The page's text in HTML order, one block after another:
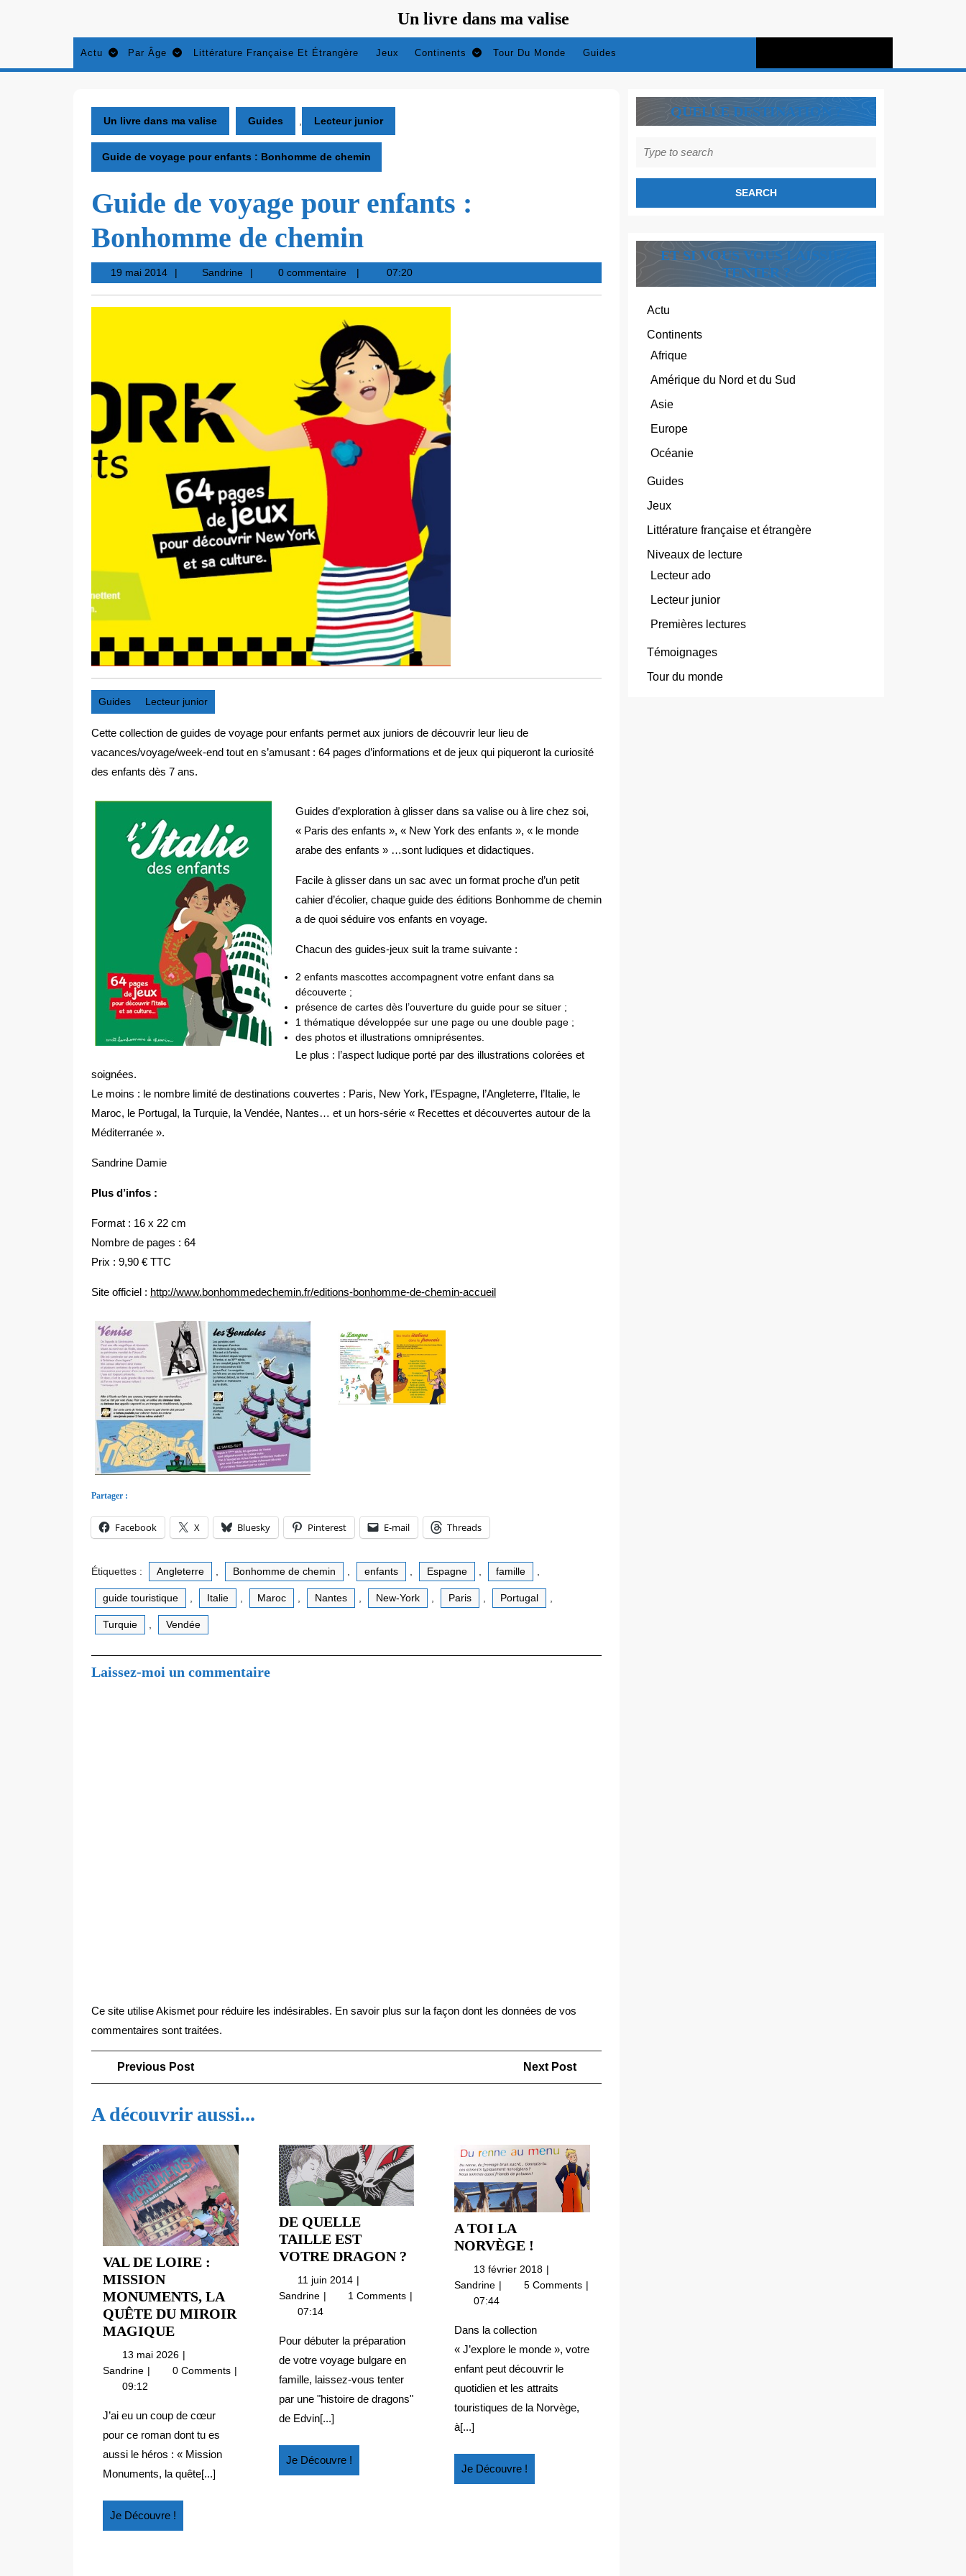
Un livre dans ma valise
Actu Par Âge Littérature Française Et Étrangère Jeux Continents Tour Du Monde Guides
Un livre dans ma valise Guides Lecteur junior
Guide de voyage pour enfants : Bonhomme de chemin
Guide de voyage pour enfants :
Bonhomme de chemin
19 mai 201419
mai
SandrineSandrine0 commentaire 07:20
Guides Lecteur junior
Cette collection de guides de voyage pour enfants permet aux juniors de découvrir leur lieu de
vacances/voyage/week-end tout en s’amusant : 64 pages d’informations et de jeux qui piqueront la curiosité
des enfants dès 7 ans.
Guides d’exploration à glisser dans sa valise ou à lire chez soi,
« Paris des enfants », « New York des enfants », « le monde
arabe des enfants » …sont ludiques et didactiques.
Facile à glisser dans un sac avec un format proche d’un petit
cahier d’écolier, chaque guide des éditions Bonhomme de chemin
a de quoi séduire vos enfants en voyage.
Chacun des guides-jeux suit la trame suivante :
2 enfants mascottes accompagnent votre enfant dans sa
découverte ;
présence de cartes dès l’ouverture du guide pour se situer ;
1 thématique développée sur une page ou une double page ;
des photos et illustrations omniprésentes.
Le plus : l’aspect ludique porté par des illustrations colorées et
soignées.
Le moins : le nombre limité de destinations couvertes : Paris, New York, l’Espagne, l’Angleterre, l’Italie, le
Maroc, le Portugal, la Turquie, la Vendée, Nantes… et un hors-série « Recettes et découvertes autour de la
Méditerranée ».
Sandrine Damie
Plus d’infos :
Format : 16 x 22 cm
Nombre de pages : 64
Prix : 9,90 € TTC
Site officiel : http://www.bonhommedechemin.fr/editions-bonhomme-de-chemin-accueil
Partager :
Facebook X Bluesky Pinterest E-mail Threads
Étiquettes : Angleterre Bonhomme de chemin enfants Espagne famille
guide touristique Italie Maroc Nantes New-York Paris Portugal
Turquie Vendée
Laissez-moi un commentaire
Ce site utilise Akismet pour réduire les indésirables. En savoir plus sur la façon dont les données de vos
commentaires sont traitées.
Navigation
de
l’article
Previous PostPrevious
Next Post
A découvrir aussi...
VAL DE LOIRE :
MISSION
MONUMENTS, LA
QUÊTE DU MIROIR
MAGIQUEVAL
DE
LOIRE
MONUMENTS,
LA
QUÊTE
DU
MAGIQUE
13 mai 2026 13
mai
Sandrine Val
de
:
mission
la
quête
magique
0 Comments
09:12
J’ai eu un coup de cœur
pour ce roman dont tu es
aussi le héros : « Mission
Monuments, la quête[...]
Je Découvre !
Découvre
DE QUELLE
TAILLE EST
VOTRE DRAGON ?DE
TAILLE
VOTRE
DRAGON
?
11 juin 2014 11
juin
Sandrine De
quelle
est
dragon
?
1 Comments
07:14
Pour débuter la préparation
de votre voyage bulgare en
famille, laissez-vous tenter
par une "histoire de dragons"
de Edvin[...]
Je Découvre !Je
Découvre
A TOI LA
NORVÈGE !
TOI
LA
13 février 2018 13
février
Sandrine A
toi
Norvège
5 Comments
07:44
Dans la collection
« J’explore le monde », votre
enfant peut découvrir le
quotidien et les attraits
touristiques de la Norvège,
à[...]
Je Découvre !
Découvre
QUELLE DESTINATION ?
for:
ET SI VOUS VOUS LAISSIEZ
TENTER ?
Actu
Continents
Afrique
Amérique du Nord et du Sud
Asie
Europe
Océanie
Guides
Jeux
Littérature française et étrangère
Niveaux de lecture
Lecteur ado
Lecteur junior
Premières lectures
Témoignages
Tour du monde